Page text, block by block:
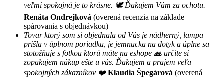
veľmi spokojná je to krásne. 🕊 Ďakujem Vám za ochotu.
Renáta Ondrejková (overená recenzia na základe
spárovania s objednávkou)
Tovar ktorý som si objednala od Vás je nádherný, lampa
prišla v úplnom poriadku, je jemnucka na dotyk a úplne sa
stotožňuje s fotkou ktorú máte na eshope 🙏 určite si
zopakujem nákup ešte u vás. Ďakujem a prajem veľa
spokojných zákazníkov ❤️ Klaudia Špegárová (overená